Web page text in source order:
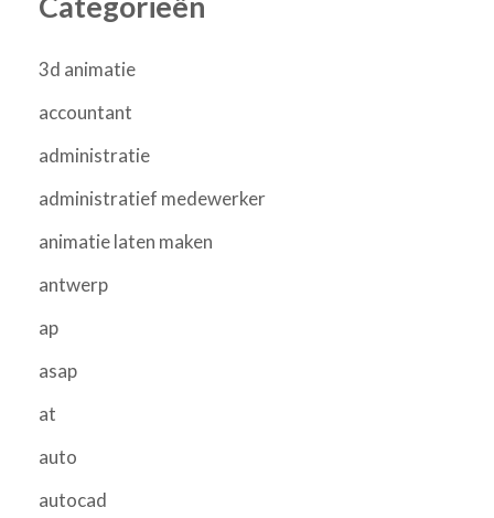
3d animatie
accountant
administratie
administratief medewerker
animatie laten maken
antwerp
ap
asap
at
auto
autocad